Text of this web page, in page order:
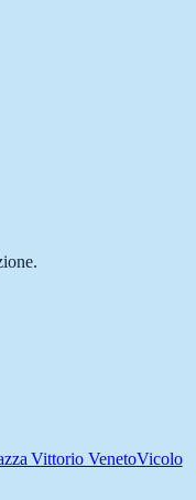
Vittorio VenetoVicolo